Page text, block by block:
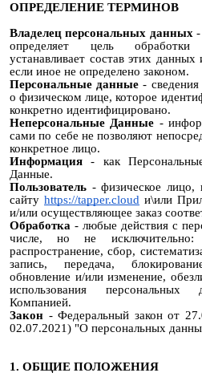
ОПРЕДЕЛЕНИЕ ТЕРМИНОВ
Владелец персональных данных -
определяет цель
устанавливает состав этих
если иное не определено законом.
Персональные данные - сведения
о физическом лице, которое
конкретно идентифицировано.
Неперсональные Данные -
сами по себе не позволяют
конкретное лицо.
Информация - как
Данные.
Пользователь - физическое
сайту https://tapper.cloud и\или
и/или осуществляющее заказ
Обработка - любые действия с
числе, но не исключительно:
распространение, сбор,
запись, передача,
обновление и/или изменение,
использования персональных
Компанией.
Закон - Федеральный закон от
02.07.2021) "О персональных
1. ОБЩИЕ ПОЛОЖЕНИЯ